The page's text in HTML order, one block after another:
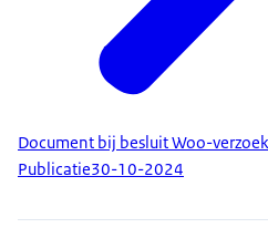
Document bij besluit Woo-
Publicatie30-10-2024